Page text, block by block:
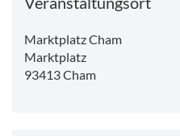
Marktplatz Cham
Marktplatz
93413Cham